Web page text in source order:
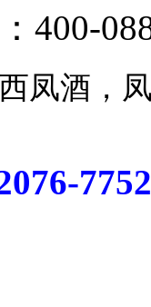
400-
凤酒
7752